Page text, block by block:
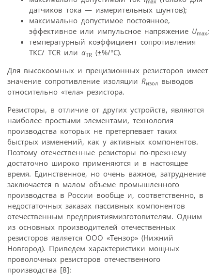
датчиков тока — измерительных шунтов);
максимально допустимое постоянное,
эффективное или импульсное напряжение Umax;
температурный коэффициент сопротивления
ТКС/ TCR или αTR (±%/°С).
Для высокоомных и прецизионных резисторов имеет
значение сопротивление изоляции Rизол выводов
относительно «тела» резистора.
Резисторы, в отличие от других устройств, являются
наиболее простыми элементами, технология
производства которых не претерпевает таких
быстрых изменений, как у активных компонентов.
Поэтому отечественные резисторы по-прежнему
достаточно широко применяются и в настоящее
время. Единственное, но очень важное, затруднение
заключается в малом объеме промышленного
производства в России вообще и, соответственно, в
недостаточных заказах пассивных компонентов
отечественным предприятиямизготовителям. Одним
из основных производителей отечественных
резисторов является ООО «Тензор» (Нижний
Новгород). Приведем характеристики мощных
проволочных резисторов отечественного
производства [8]: